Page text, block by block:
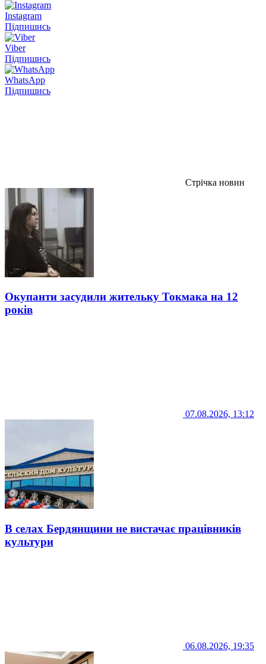
Instagram
Підпишись
Viber
Підпишись
WhatsApp
Підпишись
Стрічка новин
Окупанти засудили жительку Токмака на 12
років
07.08.2026, 13:12
В селах Бердянщини не вистачає працівників
культури
06.08.2026, 19:35